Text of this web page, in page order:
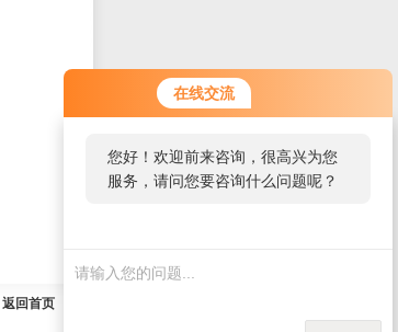
在线交流
您好！欢迎前来咨询，很高兴为您
服务，请问您要咨询什么问题呢？
返回首页